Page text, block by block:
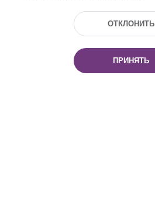
Пр-т Независимости 116
ОТКЛОНИТЬ
ПРИНЯТЬ